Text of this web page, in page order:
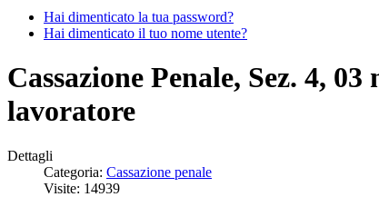
Hai dimenticato la tua password?
Hai dimenticato il tuo nome utente?
Cassazione Penale, Sez. 4,
lavoratore
Dettagli
Categoria: Cassazione penale
Visite: 14939